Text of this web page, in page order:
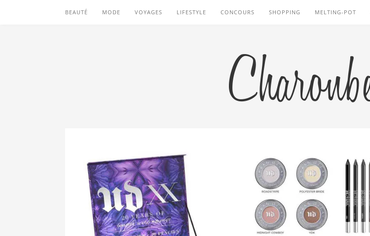
BEAUTÉ MODE VOYAGES LIFESTYLE CONCOURS SHOPPING MELTING-POT